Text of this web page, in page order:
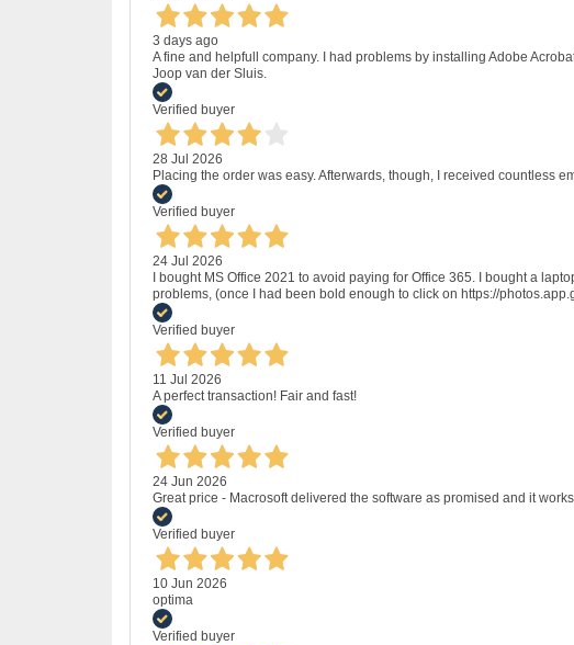
3 days ago
A fine and helpfull company. I had problems by installing Adobe
Joop van der Sluis.
Verified buyer
28 Jul 2026
Placing the order was easy. Afterwards, though, I received countless
Verified buyer
24 Jul 2026
I bought MS Office 2021 to avoid paying for Office 365. I bought a
problems, (once I had been bold enough to click on https://
Verified buyer
11 Jul 2026
A perfect transaction! Fair and fast!
Verified buyer
24 Jun 2026
Great price - Macrosoft delivered the software as promised and it
Verified buyer
10 Jun 2026
optima
Verified buyer